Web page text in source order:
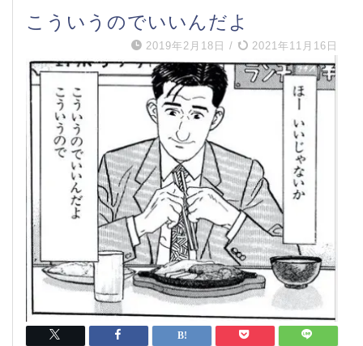
こういうのでいいんだよ
2019年2月18日 / 2021年11月16日